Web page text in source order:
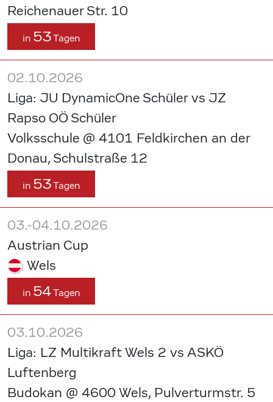
Reichenauer Str. 10
in 53Tagen
02.10.2026
Liga: JU DynamicOne Schüler vs JZ
Rapso OÖ Schüler
Volksschule @ 4101 Feldkirchen an der
Donau, Schulstraße 12
in 53Tagen
03.-04.10.2026
Austrian Cup
Wels
in 54Tagen
03.10.2026
Liga: LZ Multikraft Wels 2 vs ASKÖ
Luftenberg
Budokan @ 4600 Wels, Pulverturmstr. 5